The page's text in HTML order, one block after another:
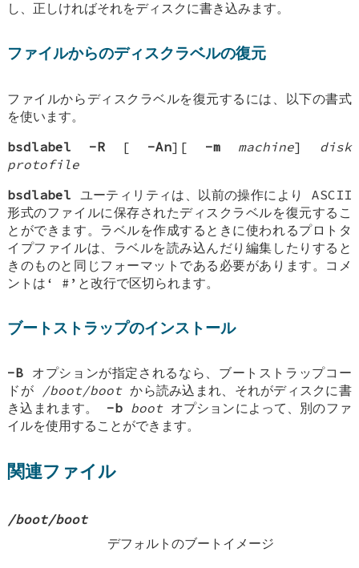
し、正しければそれをディスクに書き込みます。
ファイルからのディスクラベルの復元
ファイルからディスクラベルを復元するには、以下の書式
を使います。
bsdlabel
-R[ -An][ -m machine] disk
protofile
bsdlabel ユーティリティは、以前の操作により ASCII
形式のファイルに保存されたディスクラベルを復元するこ
とができます。ラベルを作成するときに使われるプロトタ
イプファイルは、ラベルを読み込んだり編集したりすると
きのものと同じフォーマットである必要があります。コメ
ントは‘ # ’と改行で区切られます。
ブートストラップのインストール
-B オプションが指定されるなら、ブートストラップコー
ドが /boot/bootから読み込まれ、それがディスクに書
き込まれます。 -b bootオプションによって、別のファ
イルを使用することができます。
関連ファイル
/boot/boot
デフォルトのブートイメージ